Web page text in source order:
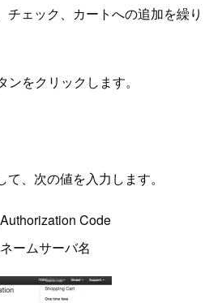
チェック、カートへの追加を繰り
をクリックします。
、次の値を入力します。
Code
ームサーバ名